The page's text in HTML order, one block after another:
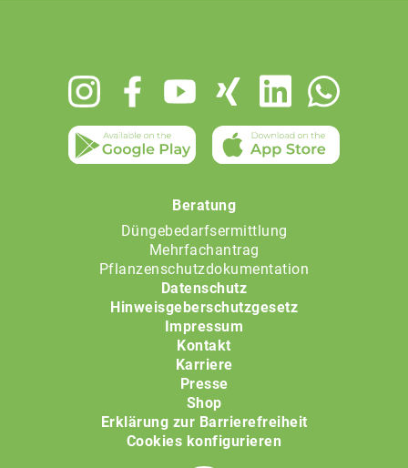
Beratung
Düngebedarfsermittlung
Mehrfachantrag
Pflanzenschutzdokumentation
Datenschutz
Hinweisgeberschutzgesetz
Impressum
Kontakt
Karriere
Presse
Shop
Erklärung zur Barrierefreiheit
Cookies konfigurieren